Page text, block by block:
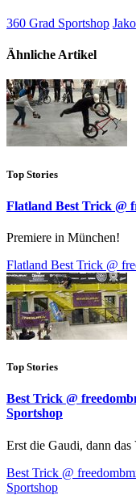
360 Grad Sportshop
Ähnliche Artikel
Top Stories
Flatland Best Trick @
Premiere in München!
Flatland Best Trick @
Top Stories
Best Trick @
Sportshop
Erst die Gaudi, dann das
Best Trick @
Sportshop